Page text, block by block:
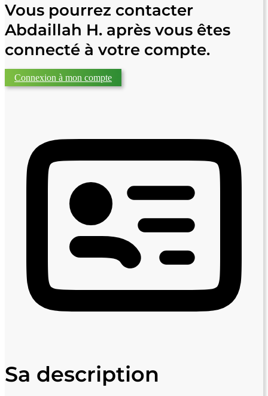
Vous pourrez contacter
Abdaillah H. après vous êtes
connecté à votre compte.
Connexion à mon compte
Sa description